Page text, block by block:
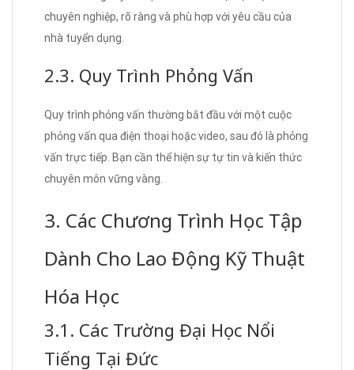
chuyên nghiệp, rõ ràng và phù hợp với yêu cầu của
nhà tuyển dụng.
2.3. Quy Trình Phỏng Vấn
Quy trình phỏng vấn thường bắt đầu với một cuộc
phỏng vấn qua điện thoại hoặc video, sau đó là phỏng
vấn trực tiếp. Bạn cần thể hiện sự tự tin và kiến thức
chuyên môn vững vàng.
3. Các Chương Trình Học Tập
Dành Cho Lao Động Kỹ Thuật
Hóa Học
3.1. Các Trường Đại Học Nổi
Tiếng Tại Đức